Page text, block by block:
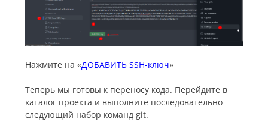
Нажмите на «ДОБАВИТЬ SSH-ключ»
Теперь мы готовы к переносу кода. Перейдите в
каталог проекта и выполните последовательно
следующий набор команд git.